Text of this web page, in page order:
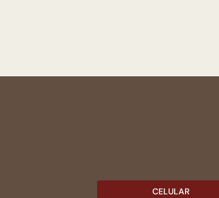
CELULAR